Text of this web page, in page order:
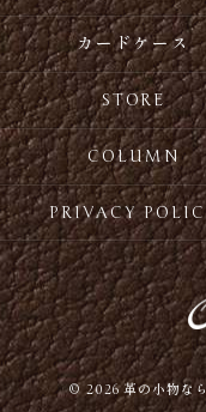
カードケース
STORE
COLUMN
PRIVACY
© 2026 革の小物な